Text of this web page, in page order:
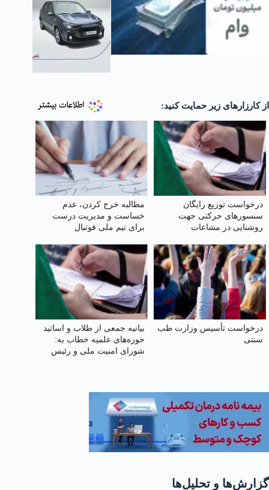
از کارزارهای زیر حمایت کنید:
درخواست توزیع رایگان
سنسورهای حرکتی جهت
روشنایی در مشاعات
مطالبه خرج کردن، عدم
خساست و مدیریت درست
برای تیم ملی فوتبال
درخواست تأسیس وزارت طب
سنتی
بیانیه جمعی از طلاب و اساتید
حوزه‌های علمیه خطاب به:
شورای امنیت ملی و رئیس
گزارش‌ها و تحلیل‌ها